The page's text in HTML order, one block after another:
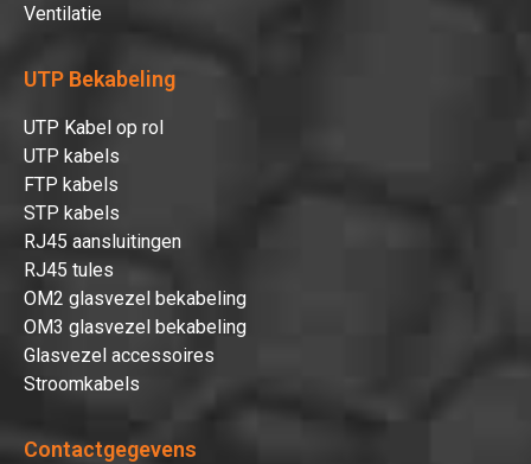
Ventilatie
UTP Bekabeling
UTP Kabel op rol
UTP kabels
FTP kabels
STP kabels
RJ45 aansluitingen
RJ45 tules
OM2 glasvezel bekabeling
OM3 glasvezel bekabeling
Glasvezel accessoires
Stroomkabels
Contactgegevens